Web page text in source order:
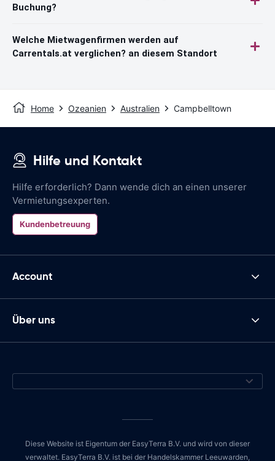
Buchung?
Welche Mietwagenfirmen werden auf
Carrentals.at verglichen? an diesem Standort
Home Ozeanien Australien Campbelltown
Hilfe und Kontakt
Hilfe erforderlich? Dann wende dich an einen unserer
Vermietungsexperten.
Kundenbetreuung
Account
Über uns
Diese Website ist Eigentum der EasyTerra B.V. und wird von dieser
verwaltet. EasyTerra B.V. ist bei der Handelskammer Leeuwarden,